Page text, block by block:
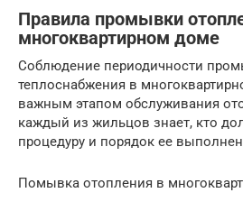
Правила промывки
многоквартирном доме
Соблюдение периодичности
теплоснабжения в
важным этапом обслуживания
каждый из жильцов знает, кто
процедуру и порядок ее
Помывка отопления в